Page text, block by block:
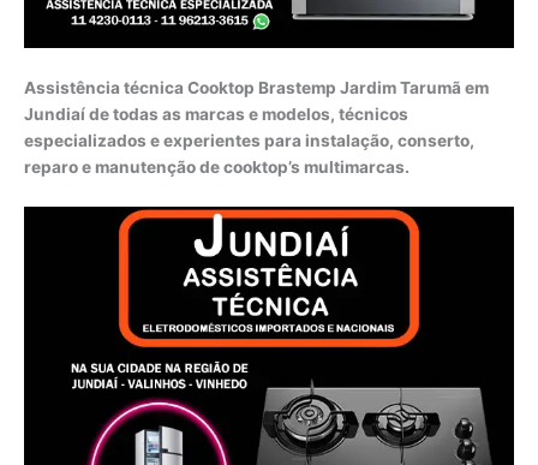
Assistência técnica Cooktop Brastemp Jardim Tarumã em
Jundiaí de todas as marcas e modelos, técnicos
especializados e experientes para instalação, conserto,
reparo e manutenção de cooktop’s multimarcas.